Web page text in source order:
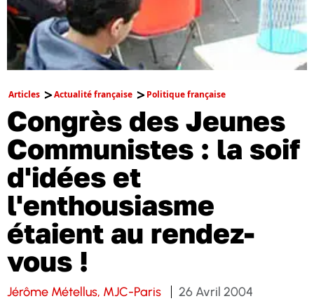
Articles Actualité française Politique française
Congrès des Jeunes
Communistes : la soif
d'idées et
l'enthousiasme
étaient au rendez-
vous !
Jérôme Métellus, MJC-Paris 26 Avril 2004